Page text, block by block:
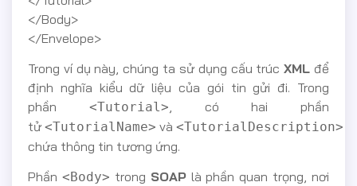
</Body>
</Envelope>
Trong ví dụ này, chúng ta sử dụng cấu trúcXML để
định nghĩa kiểu dữ liệu của gói tin gửi đi. Trong
phần <Tutorial> , có hai phần
tử <TutorialName> và <TutorialDescription>
chứa thông tin tương ứng.
Phần <Body> trong SOAPlà phần quan trọng, nơi